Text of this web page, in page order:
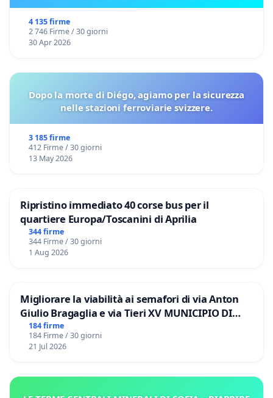
4 135 firme
2 746 Firme / 30 giorni
30 Apr 2026
Dopo la morte di Diégo, agiamo per la sicurezza
nelle stazioni ferroviarie svizzere.
3 185 firme
412 Firme / 30 giorni
13 May 2026
Ripristino immediato 40 corse bus per il
quartiere Europa/Toscanini di Aprilia
344 firme
344 Firme / 30 giorni
1 Aug 2026
Migliorare la viabilità ai semafori di via Anton
Giulio Bragaglia e via Tieri XV MUNICIPIO DI
ROMA
184 firme
184 Firme / 30 giorni
21 Jul 2026